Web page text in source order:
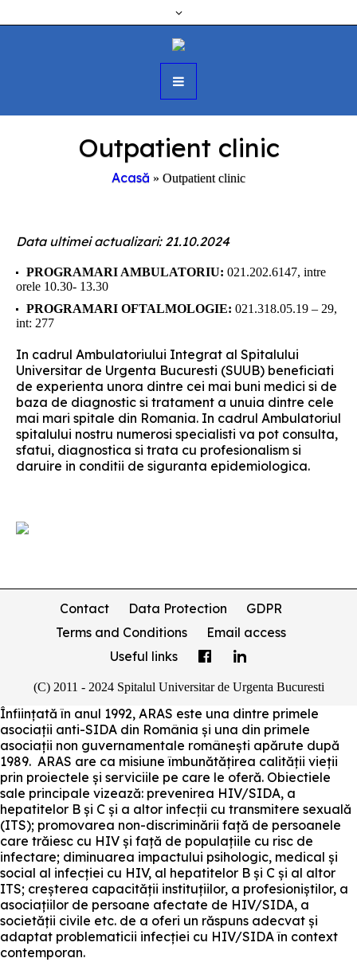
Outpatient clinic
Acasă » Outpatient clinic
Data ultimei actualizari: 21.10.2024
PROGRAMARI AMBULATORIU: 021.202.6147, intre
orele 10.30- 13.30
PROGRAMARI OFTALMOLOGIE: 021.318.05.19 – 29,
int: 277
In cadrul Ambulatoriului Integrat al Spitalului
Universitar de Urgenta Bucuresti (SUUB) beneficiati
de experienta unora dintre cei mai buni medici si de
baza de diagnostic si tratament a unuia dintre cele
mai mari spitale din Romania. In cadrul Ambulatoriul
spitalului nostru numerosi specialisti va pot consulta,
sfatui, diagnostica si trata cu profesionalism si
daruire in conditii de siguranta epidemiologica.
Contact Data Protection
GDPR
Terms and Conditions
Email access
Useful links
(C) 2011 - 2024 Spitalul Universitar de Urgenta Bucuresti
Înființată în anul 1992, ARAS este una dintre primele
asociații anti-SIDA din România și una din primele
asociații non guvernamentale românești apărute după
1989. ARAS are ca misiune îmbunătățirea calității vieții
prin proiectele și serviciile pe care le oferă. Obiectiele
sale principale vizează: prevenirea HIV/SIDA, a
hepatitelor B și C și a altor infecții cu transmitere sexuală
(ITS); promovarea non-discriminării față de persoanele
care trăiesc cu HIV și față de populațiile cu risc de
infectare; diminuarea impactului psihologic, medical și
social al infecției cu HIV, al hepatitelor B și C și al altor
ITS; creșterea capacității instituțiilor, a profesioniștilor, a
asociațiilor de persoane afectate de HIV/SIDA, a
societății civile etc. de a oferi un răspuns adecvat și
adaptat problematicii infecției cu HIV/SIDA în context
contemporan.